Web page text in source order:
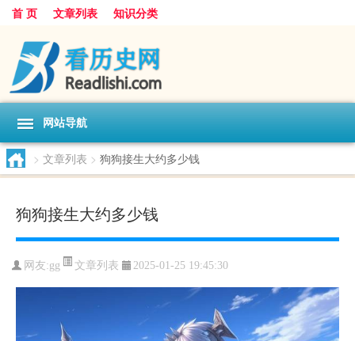
首 页 文章列表 知识分类
网站导航
> 文章列表 > 狗狗接生大约多少钱
狗狗接生大约多少钱
网友:gg 文章列表 2025-01-25 19:45:30